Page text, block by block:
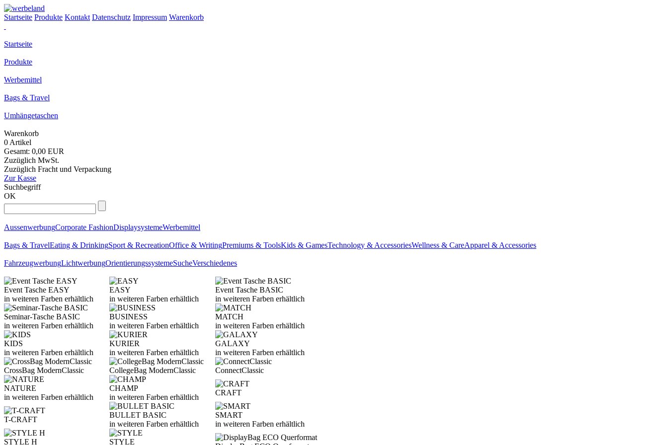
Startseite Produkte Kontakt Datenschutz Impressum Warenkorb
Startseite
Produkte
Werbemittel
Bags & Travel
Umhängetaschen
Warenkorb
0 Artikel
Gesamt: 0,00 EUR
Zuzüglich MwSt.
Zuzüglich Fracht und Verpackung
Zur Kasse
Suchbegriff
OK
AussenwerbungCorporate FashionDisplaysystemeWerbemittel
Bags & TravelEating & DrinkingSport & RecreationOffice & WritingPremiums & ToolsKids & GamesTechnology & AccessoriesWellness & CareApparel & Accessories
FahrzeugwerbungLichtwerbungOrientierungssystemeSucheVerschiedenes
Event Tasche EASY
in weiteren Farben erhältlich
EASY
in weiteren Farben erhältlich
Event Tasche BASIC
in weiteren Farben erhältlich
Seminar-Tasche BASIC
in weiteren Farben erhältlich
BUSINESS
in weiteren Farben erhältlich
MATCH
in weiteren Farben erhältlich
KIDS
in weiteren Farben erhältlich
KURIER
in weiteren Farben erhältlich
GALAXY
in weiteren Farben erhältlich
CrossBag ModernClassic CollegeBag ModernClassic ConnectClassic
NATURE
in weiteren Farben erhältlich
CHAMP
in weiteren Farben erhältlich
CRAFT
T-CRAFT
BULLET BASIC
in weiteren Farben erhältlich
SMART
in weiteren Farben erhältlich
STYLE H STYLE